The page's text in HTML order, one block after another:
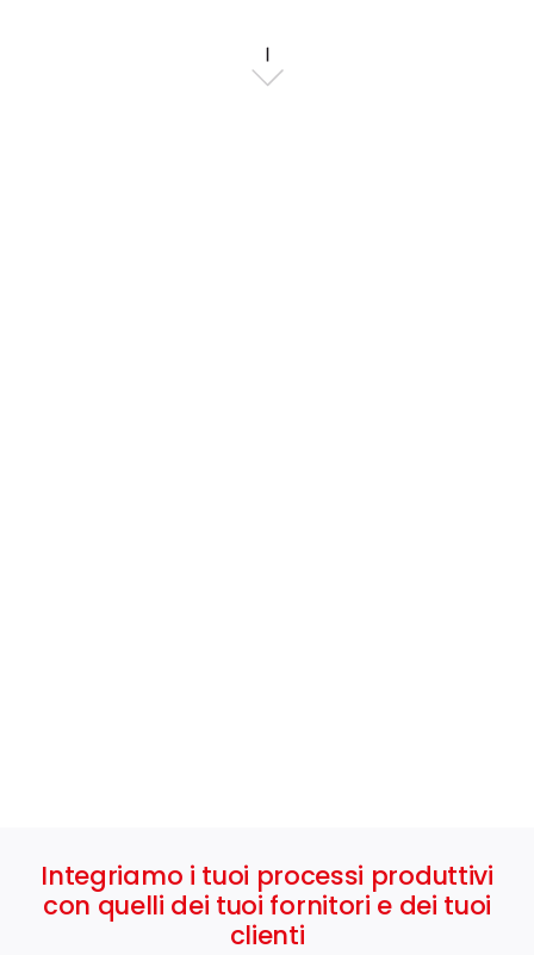
Integriamo i tuoi processi produttivi
con quelli dei tuoi fornitori e dei tuoi
clienti